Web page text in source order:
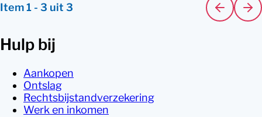
Item1 - 3 uit 3
Hulp bij
Aankopen
Ontslag
Rechtsbijstandverzekering
Werk en inkomen